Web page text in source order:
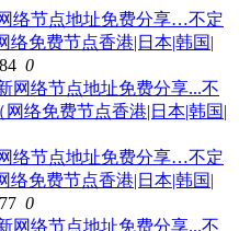
网络节点地址免费分享…不定
免费节点香港|日本|韩国|
0
网络节点地址免费分享…不定
免费节点香港|日本|韩国|
0